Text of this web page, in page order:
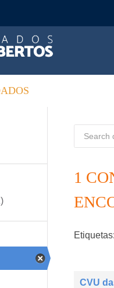
1
Etiquetas:
CVU